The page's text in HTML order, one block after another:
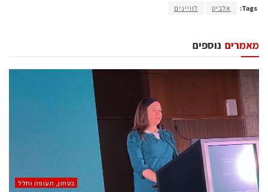
Tags: אלביט לוויינים
נוספים מאמרים
בטחון, תעופה וחלל